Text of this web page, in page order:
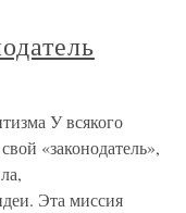
У всякого
«законодатель»,
Эта миссия